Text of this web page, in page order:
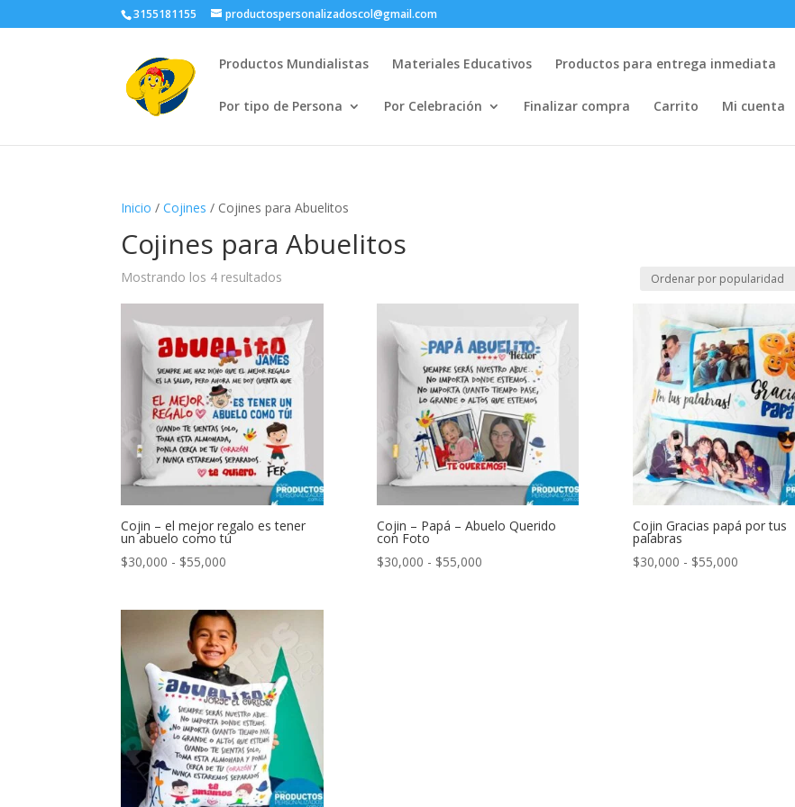
3155181155 productospersonalizadoscol@gmail.com
Productos Mundialistas Materiales Educativos Productos para entrega inmediata
Por tipo de Persona Por Celebración Finalizar compra Carrito Mi cuenta
Inicio /Cojines / Cojines para Abuelitos
Cojines para Abuelitos
Mostrando los 4 resultados
popularidad
Cojin – el mejor regalo es tener
un abuelo como tú
$30,000 - $55,000
desde
$30,000
hasta
$55,000
Cojin – Papá – Abuelo Querido
con Foto
$30,000 - $55,000Rango
Cojin Gracias papá por tus
palabras
$30,000 - $55,000Rango